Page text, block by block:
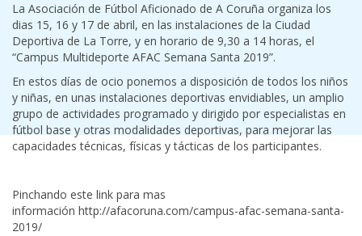
La Asociación de Fútbol Aficionado de A Coruña organiza los
dias 15, 16 y 17 de abril, en las instalaciones de la Ciudad
Deportiva de La Torre, y en horario de 9,30 a 14 horas, el
“Campus Multideporte AFAC Semana Santa 2019”.
En estos días de ocio ponemos a disposición de todos los niños
y niñas, en unas instalaciones deportivas envidiables, un amplio
grupo de actividades programado y dirigido por especialistas en
fútbol base y otras modalidades deportivas, para mejorar las
capacidades técnicas, físicas y tácticas de los participantes.
Pinchando este link para mas
información http://afacoruna.com/campus-afac-semana-santa-
2019/